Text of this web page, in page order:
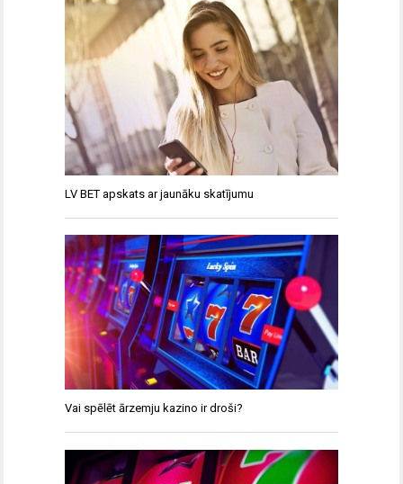
LV BET apskats ar jaunāku skatījumu
Vai spēlēt ārzemju kazino ir droši?